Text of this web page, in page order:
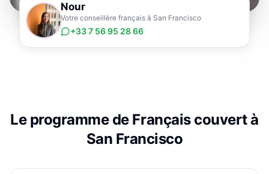
Nour
Votre conseillère français à San Francisco
+33 7 56 95 28 66
Le programme de Françaiscouvert à
San Francisco